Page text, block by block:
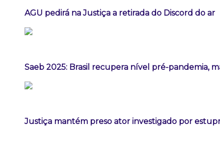
AGU pedirá na Justiça a retirada do Discord do ar
Saeb 2025: Brasil recupera nível pré-pandemia,
Justiça mantém preso ator investigado por